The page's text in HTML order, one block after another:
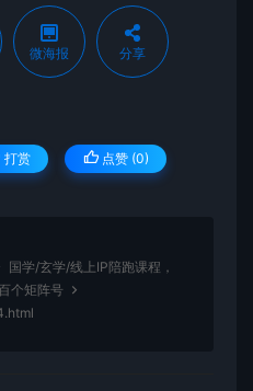
微海报 分享
打赏 点赞 (0)
国学/玄学/线上IP陪跑课程，
个矩阵号